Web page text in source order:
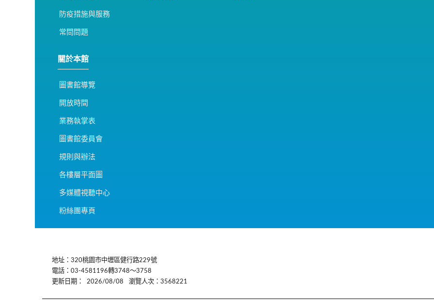
防疫措施與服務
常問問題
關於本館
圖書館導覽
開放時間
業務執掌表
圖書館委員會
規則與辦法
各樓層平面圖
多媒體視聽中心
粉絲團專頁
地址：320桃園市中壢區健行路229號
電話：03-4581196轉3748～3758
更新日期：
2026/08/08 瀏覽人次：3568221